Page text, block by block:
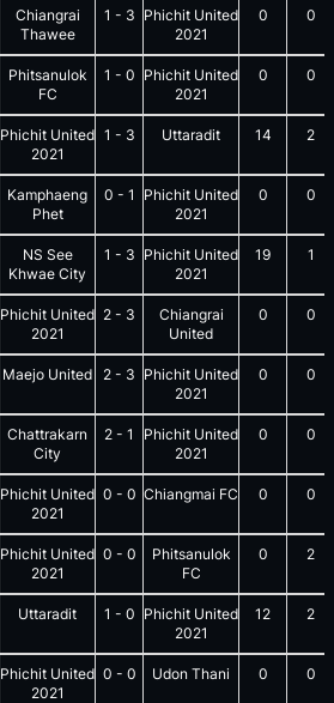
Chiangrai
Thawee
1 - 3 Phichit United
2021
0 0
Phitsanulok
FC
1 - 0 Phichit United
2021
0 0
Phichit United
2021
1 - 3 Uttaradit 14 2
Kamphaeng
Phet
0 - 1
Phichit United
2021
0 0
NS See
Khwae City
1 - 3 Phichit United
2021
19 1
Phichit United
2021
2 - 3
Chiangrai
United
0 0
Maejo United 2 - 3 Phichit United
2021
0 0
Chattrakarn
City
2 - 1
Phichit United
2021
0 0
Phichit United
2021
0 - 0 Chiangmai FC 0 0
Phichit United
2021
0 - 0
Phitsanulok
FC
0 2
Uttaradit 1 - 0 Phichit United
2021
12 2
Phichit United
2021
0 - 0 Udon Thani 0 0